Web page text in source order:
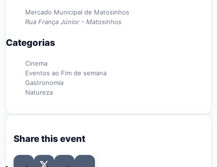
Mercado Municipal de Matosinhos
Rua França Júnior - Matosinhos
Categorias
Cinema
Eventos ao Fim de semana
Gastronomia
Natureza
Share this event